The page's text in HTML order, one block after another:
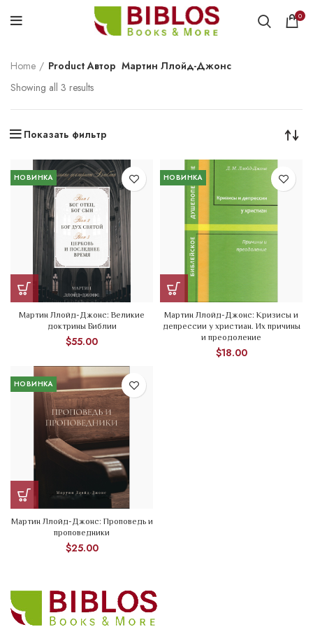
0
Home Product Автор Мартин Ллойд-Джонс
Showing all 3 results
Показать фильтр
НОВИНКА
Мартин Ллойд-Джонс: Великие
доктрины Библии
$55.00
НОВИНКА
Мартин Ллойд-Джонс: Кризисы и
депрессии у христиан. Их причины
и преодоление
$18.00
НОВИНКА
Мартин Ллойд-Джонс: Проповедь и
проповедники
$25.00